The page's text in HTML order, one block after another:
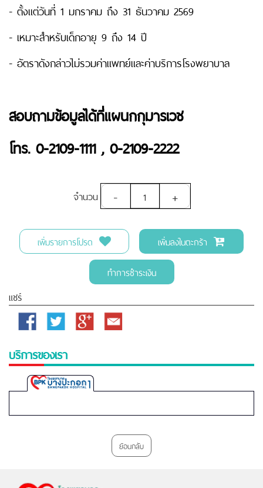
- ตั้งแต่วันที่ 1 มกราคม ถึง 31 ธันวาคม 2569
- เหมาะสำหรับเด็กอายุ 9 ถึง 14 ปี
- อัตราดังกล่าวไม่รวมค่าแพทย์และค่าบริการโรงพยาบาล
สอบถามข้อมูลได้ที่แผนกกุมารเวช
โทร. 0-2109-1111 , 0-2109-2222
จำนวน - +
เพิ่มรายการโปรด
เพิ่มลงในตะกร้า
ทำการชำระเงิน
แชร์
Facebook Twitter
Google
Email
บริการของเรา
Bangpakok
Hospital
ย้อนกลับ